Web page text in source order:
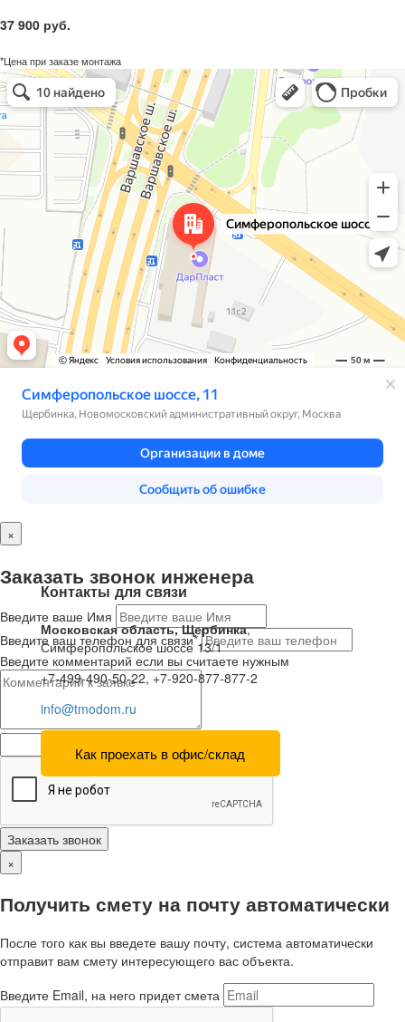
37 900 руб.
*Цена при заказе монтажа
Контакты для связи
Московская область, Щербинка,
Симферопольское шоссе 13/1
+7-499-490-50-22, +7-920-877-877-2
info@tmodom.ru
Как проехать в офис/склад
×
Заказать звонок инженера
Введите ваше Имя
Введите ваш телефон для связи*
Введите комментарий если вы считаете нужным
Заказать звонок
×
Получить смету на почту автоматически
После того как вы введете вашу почту, система автоматически
отправит вам смету интересующего вас объекта.
Введите Email, на него придет смета